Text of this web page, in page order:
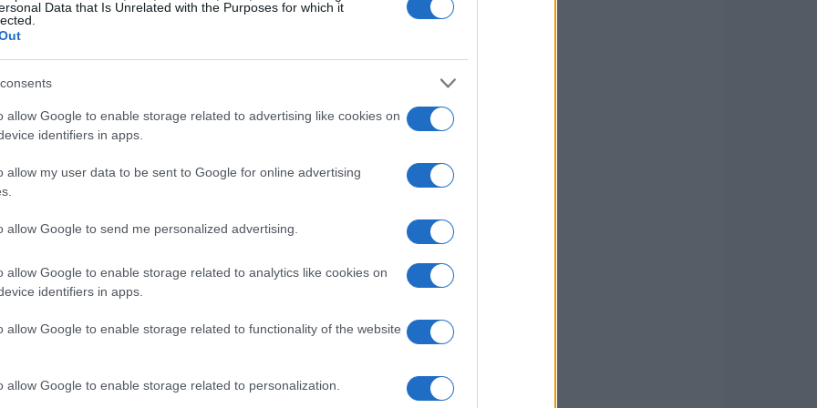
Data that Is Unrelated with the Purposes for which it
allow Google to enable storage related to advertising like cookies on
identifiers in apps.
allow my user data to be sent to Google for online advertising
allow Google to send me personalized advertising.
allow Google to enable storage related to analytics like cookies on
identifiers in apps.
allow Google to enable storage related to functionality of the website
allow Google to enable storage related to personalization.
es queno necesitas realizar ninguna inversión
mantenimiento: simplemente cobras una cantidad